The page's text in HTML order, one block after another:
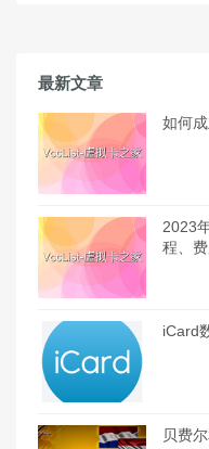
最新文章
如何
2023
程、
iCard
贝费